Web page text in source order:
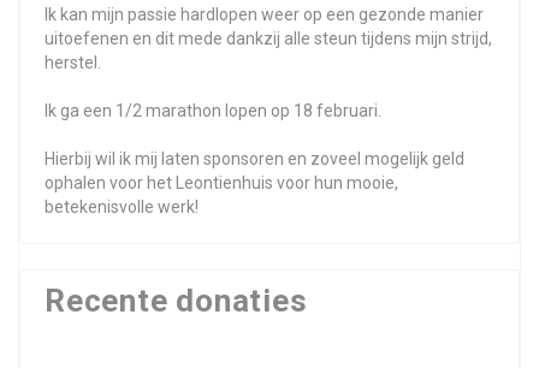
Ik kan mijn passie hardlopen weer op een gezonde manier
uitoefenen en dit mede dankzij alle steun tijdens mijn strijd,
herstel.
Ik ga een 1/2 marathon lopen op 18 februari.
Hierbij wil ik mij laten sponsoren en zoveel mogelijk geld
ophalen voor het Leontienhuis voor hun mooie,
betekenisvolle werk!
Recente donaties